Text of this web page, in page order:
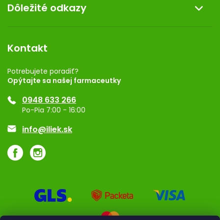
Darček k nákupu
Kontakt
Dermocentrum
Dôležité odkazy
Rozhodnutie na prevádzku
Registrácia
Ponuka pre firmy
Značky
Kontakt
Potrebujete poradiť?
Opýtajte sa našej farmaceutky
0948 633 266
Po-Pia 7:00 - 16:00
info@iliek.sk